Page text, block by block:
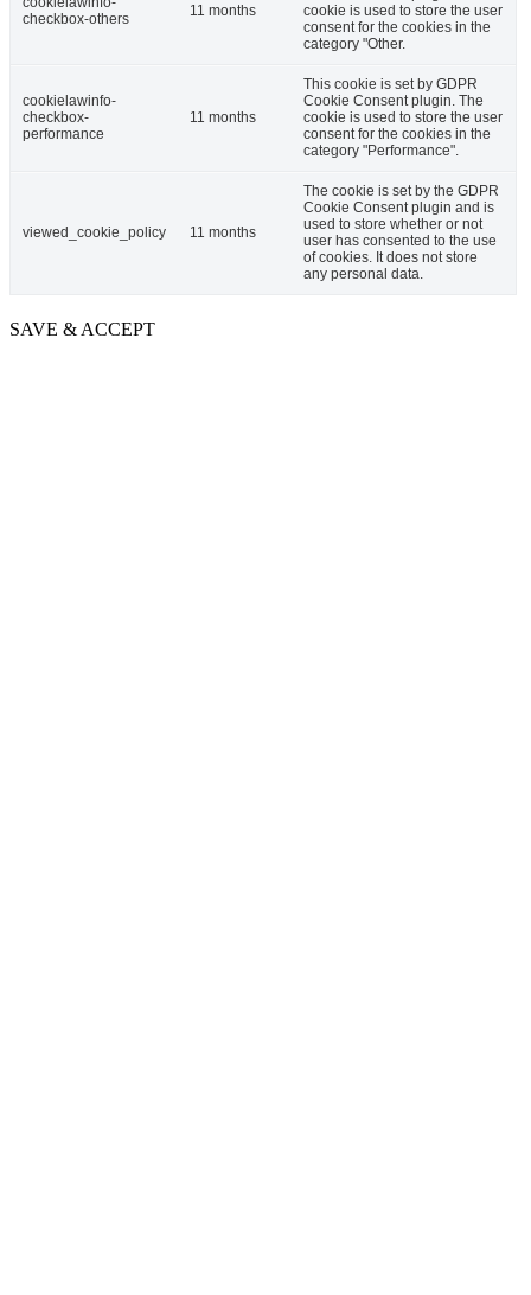
checkbox-others
11 months
cookie is used to store the user
consent for the cookies in the
category "Other.
cookielawinfo-
checkbox-
performance
11 months
This cookie is set by GDPR
Cookie Consent plugin. The
cookie is used to store the user
consent for the cookies in the
category "Performance".
viewed_cookie_policy 11 months
The cookie is set by the GDPR
Cookie Consent plugin and is
used to store whether or not
user has consented to the use
of cookies. It does not store
any personal data.
SAVE & ACCEPT